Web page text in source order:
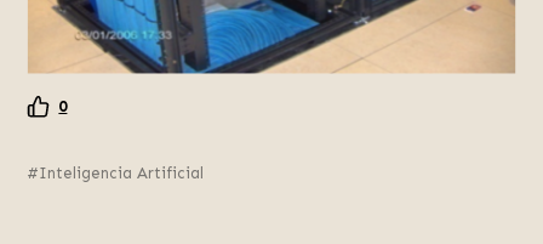
0
Inteligencia Artificial